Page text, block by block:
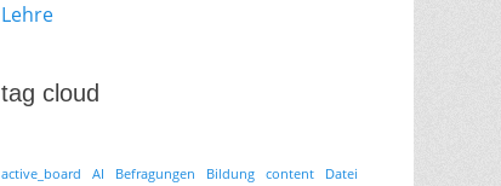
Lehre
tag cloud
active_board AI Befragungen Bildung content Datei